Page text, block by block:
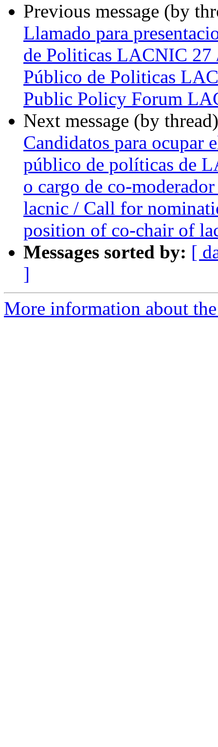
Previous message (by
Llamado para
de Politicas LACNIC 27
Público de Politicas
Public Policy Forum
Next message (by
Candidatos para ocupar
público de políticas de
o cargo de co-
lacnic / Call for
position of co-chair of
Messages sorted by: [
]
More information about